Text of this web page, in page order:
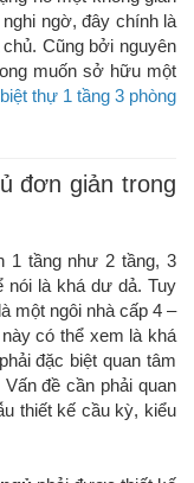
ngờ, đây chính là
Cũng bởi nguyên
muốn sở hữu một
biệt thự 1 tầng 3 phòng
đơn giản trong
1 tầng như 2 tầng, 3
là khá dư dả. Tuy
một ngôi nhà cấp 4 –
có thể xem là khá
đặc biệt quan tâm
đề cần phải quan
thiết kế cầu kỳ, kiểu